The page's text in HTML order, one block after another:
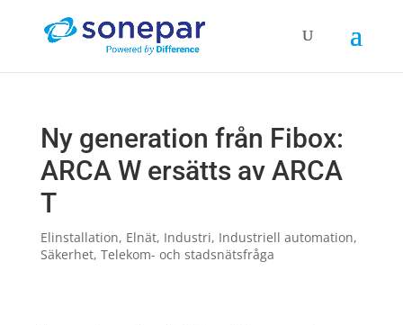
Ny generation från Fibox:
ARCA W ersätts av ARCA
T
Elinstallation, Elnät, Industri, Industriell automation,
Säkerhet, Telekom- och stadsnätsfråga